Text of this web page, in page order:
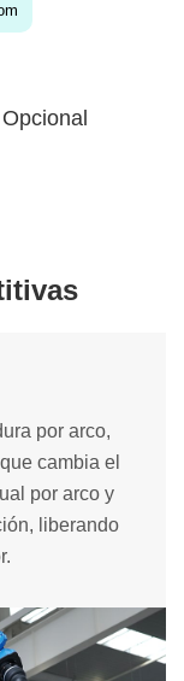
Opcional
por arco,
cambia el
por arco y
liberando